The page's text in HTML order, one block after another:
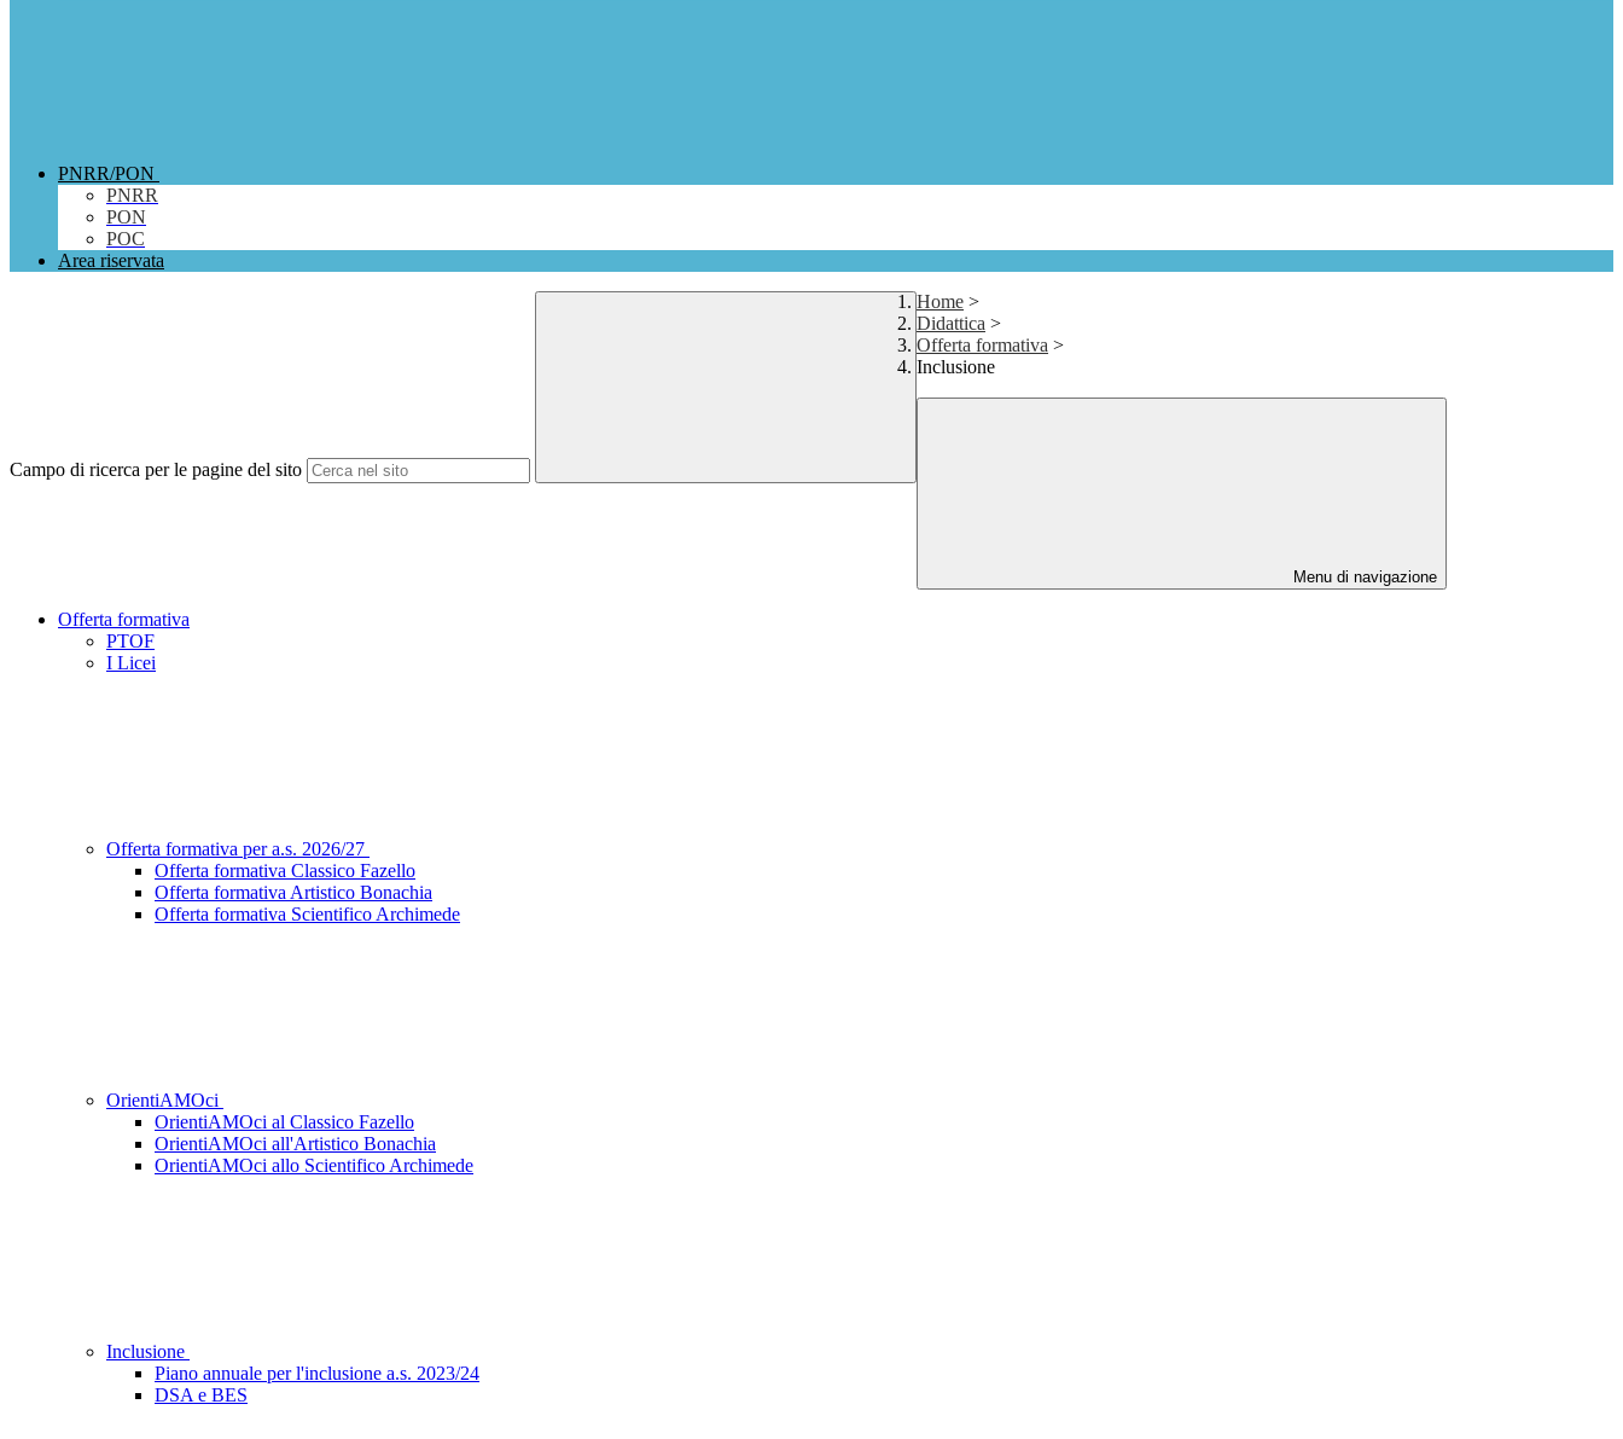
PNRR/PON
PNRR
PON
POC
Area riservata
Campo di ricerca per le pagine del sito
Home >
Didattica >
Offerta formativa >
Inclusione
Menu di navigazione
Offerta formativa
PTOF
I Licei
Offerta formativa per a.s. 2026/27
Offerta formativa Classico Fazello
Offerta formativa Artistico Bonachia
Offerta formativa Scientifico Archimede
OrientiAMOci
OrientiAMOci al Classico Fazello
OrientiAMOci all'Artistico Bonachia
OrientiAMOci allo Scientifico Archimede
Inclusione
Piano annuale per l'inclusione a.s. 2023/24
DSA e BES